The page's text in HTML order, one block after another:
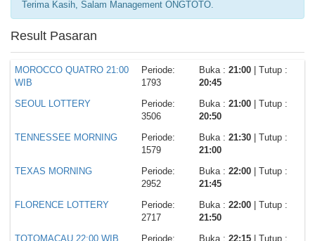
Terima Kasih, Salam Management ONGTOTO.
Result Pasaran
MOROCCO QUATRO 21:00
WIB
Periode:
1793
Buka : 21:00 | Tutup :
20:45
SEOUL LOTTERY
Periode:
3506
Buka : 21:00 | Tutup :
20:50
TENNESSEE MORNING
Periode:
1579
Buka : 21:30 | Tutup :
21:00
TEXAS MORNING
Periode:
2952
Buka : 22:00 | Tutup :
21:45
FLORENCE LOTTERY
Periode:
2717
Buka : 22:00 | Tutup :
21:50
TOTOMACAU 22:00 WIB
Periode:
Buka : 22:15 | Tutup :